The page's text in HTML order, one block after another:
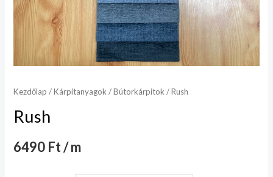
Kezdőlap /Kárpitanyagok /Bútorkárpitok / Rush
Rush
6490 Ft / m